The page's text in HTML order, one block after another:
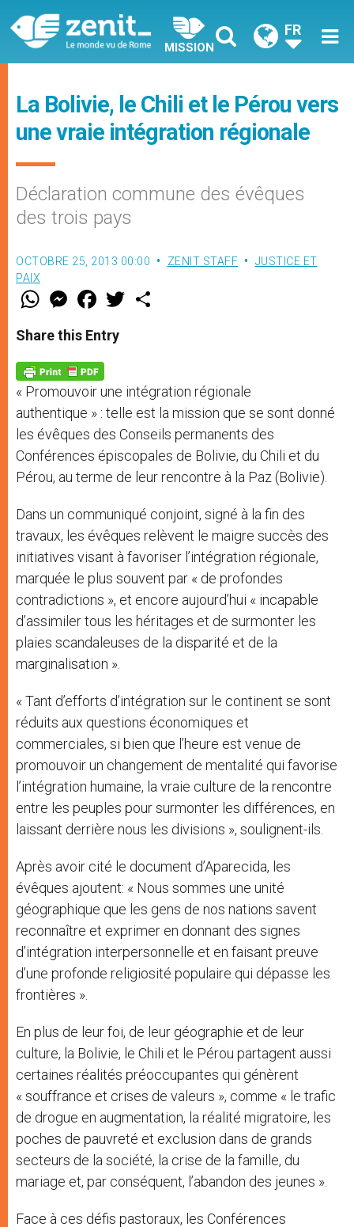
MISSION
FR
La Bolivie, le Chili et le Pérou vers
une vraie intégration régionale
Déclaration commune des évêques
des trois pays
OCTOBRE 25, 2013 00:00 ZENIT STAFF
JUSTICE ET
PAIX
W
t
s
p
p
M
e
s
e
g
e
r
F
a
e
b
o
k
w
Share this Entry
« Promouvoir une intégration régionale
authentique » : telle est la mission que se sont donné
les évêques des Conseils permanents des
Conférences épiscopales de Bolivie, du Chili et du
Pérou, au terme de leur rencontre à la Paz (Bolivie).
Dans un communiqué conjoint, signé à la fin des
travaux, les évêques relèvent le maigre succès des
initiatives visant à favoriser l’intégration régionale,
marquée le plus souvent par « de profondes
contradictions », et encore aujourd’hui « incapable
d’assimiler tous les héritages et de surmonter les
plaies scandaleuses de la disparité et de la
marginalisation ».
« Tant d’efforts d’intégration sur le continent se sont
réduits aux questions économiques et
commerciales, si bien que l’heure est venue de
promouvoir un changement de mentalité qui favorise
l’intégration humaine, la vraie culture de la rencontre
entre les peuples pour surmonter les différences, en
laissant derrière nous les divisions », soulignent-ils.
Après avoir cité le document d’Aparecida, les
évêques ajoutent: « Nous sommes une unité
géographique que les gens de nos nations savent
reconnaître et exprimer en donnant des signes
d’intégration interpersonnelle et en faisant preuve
d’une profonde religiosité populaire qui dépasse les
frontières ».
En plus de leur foi, de leur géographie et de leur
culture, la Bolivie, le Chili et le Pérou partagent aussi
certaines réalités préoccupantes qui génèrent
« souffrance et crises de valeurs », comme « le trafic
de drogue en augmentation, la réalité migratoire, les
poches de pauvreté et exclusion dans de grands
secteurs de la société, la crise de la famille, du
mariage et, par conséquent, l’abandon des jeunes ».
Face à ces défis pastoraux, les Conférences